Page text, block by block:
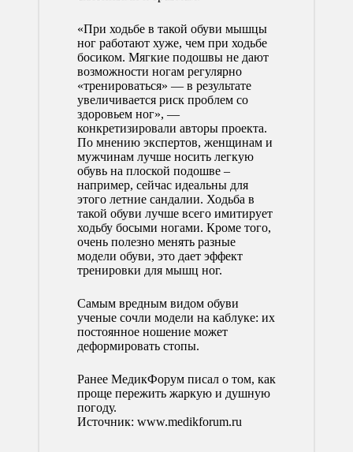
«При ходьбе в такой обуви мышцы
ног работают хуже, чем при ходьбе
босиком. Мягкие подошвы не дают
возможности ногам регулярно
«тренироваться» — в результате
увеличивается риск проблем со
здоровьем ног», —
конкретизировали авторы проекта.
По мнению экспертов, женщинам и
мужчинам лучше носить легкую
обувь на плоской подошве –
например, сейчас идеальны для
этого летние сандалии. Ходьба в
такой обуви лучше всего имитирует
ходьбу босыми ногами. Кроме того,
очень полезно менять разные
модели обуви, это дает эффект
тренировки для мышц ног.
Самым вредным видом обуви
ученые сочли модели на каблуке: их
постоянное ношение может
деформировать стопы.
Ранее МедикФорум писал о том, как
проще пережить жаркую и душную
погоду.
Источник: www.medikforum.ru